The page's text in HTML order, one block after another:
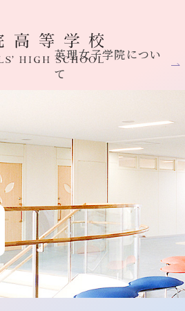
英理女子学院につい
て